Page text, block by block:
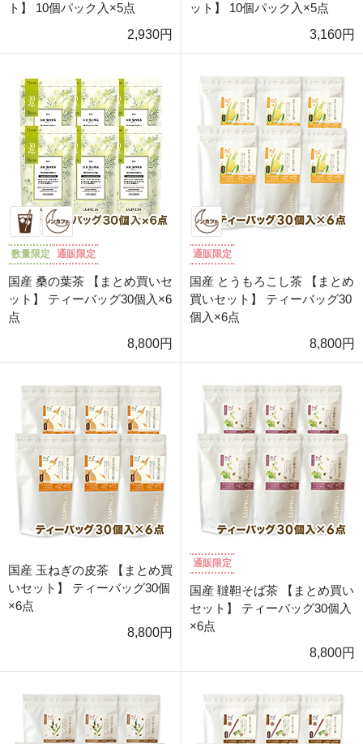
ト】 10個パック入×5点
2,930円
ット】 10個パック入×5点
3,160円
数量限定 通販限定
国産 桑の葉茶 【まとめ買いセ
ット】 ティーバッグ30個入×6
点
8,800円
通販限定
国産 とうもろこし茶 【まとめ
買いセット】 ティーバッグ30
個入×6点
8,800円
国産 玉ねぎの皮茶 【まとめ買
いセット】 ティーバッグ30個
×6点
8,800円
通販限定
国産 韃靼そば茶 【まとめ買い
セット】 ティーバッグ30個入
×6点
8,800円